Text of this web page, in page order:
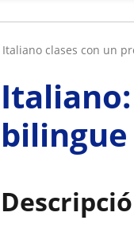
italiano clases con un
bilingue